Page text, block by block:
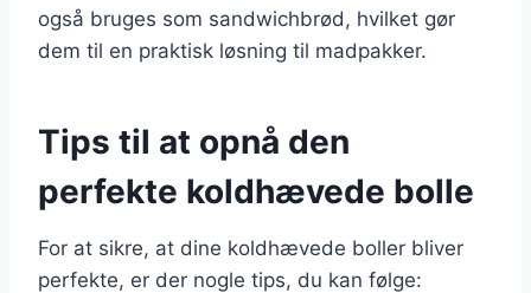
også bruges som sandwichbrød, hvilket gør
dem til en praktisk løsning til madpakker.
Tips til at opnå den
perfekte koldhævede bolle
For at sikre, at dine koldhævede boller bliver
perfekte, er der nogle tips, du kan følge: